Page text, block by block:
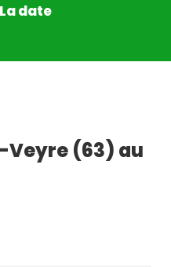
date
Veyre (63) au